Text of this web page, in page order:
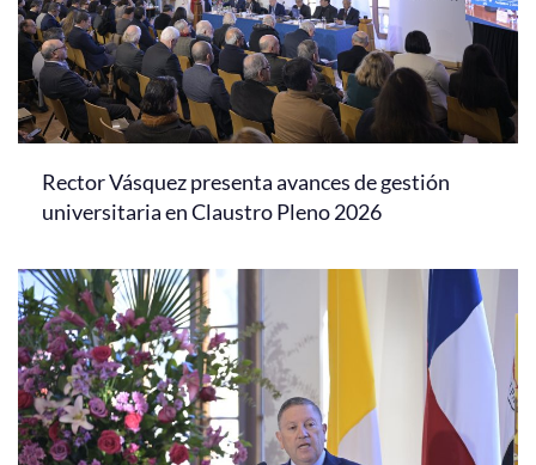
Rector Vásquez presenta avances de gestión
universitaria en Claustro Pleno 2026